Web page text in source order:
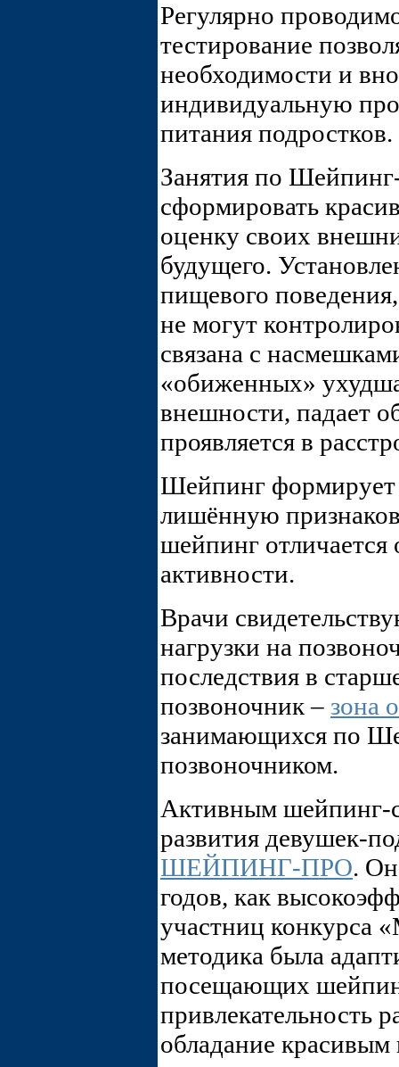
Регулярно
тестирование
необходимости и
индивидуальную
питания подростков.
Занятия по
сформировать
оценку своих
будущего.
пищевого
не могут
связана с
«обиженных»
внешности, падает
проявляется в
Шейпинг формирует
лишённую
шейпинг отличается
активности.
Врачи
нагрузки на
последствия в
позвоночник – зона
занимающихся по
позвоночником.
Активным шейпинг-
развития девушек-
ШЕЙПИНГ-ПРО.
годов, как
участниц конкурса
методика была
посещающих
привлекательность
обладание